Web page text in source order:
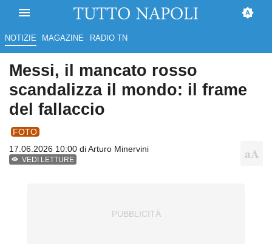
NOTIZIE MAGAZINE RADIO TN
Messi, il mancato rosso
scandalizza il mondo: il frame
del fallaccio
FOTO
17.06.2026 10:00 diArturo Minervini
VEDI LETTURE